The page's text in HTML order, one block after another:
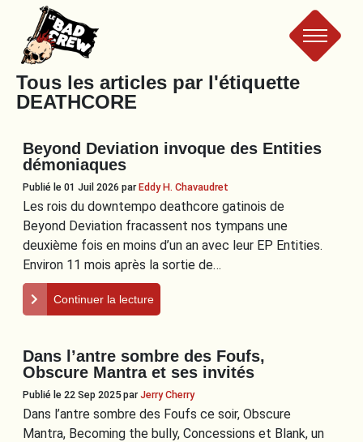
Le
Bad
Crew
Tous les articles par l'étiquette
DEATHCORE
Beyond Deviation invoque des Entities
démoniaques
Publié le 01 Juil 2026 parEddy H. Chavaudret
Les rois du downtempo deathcore gatinois de
Beyond Deviation fracassent nos tympans une
deuxième fois en moins d’un an avec leur EP Entities.
Environ 11 mois après la sortie de…
Continuer la lecture
Dans l’antre sombre des Foufs,
Obscure Mantra et ses invités
Publié le 22 Sep 2025parJerry Cherry
Dans l’antre sombre des Foufs ce soir, Obscure
Mantra, Becoming the bully, Concessions et Blank, un